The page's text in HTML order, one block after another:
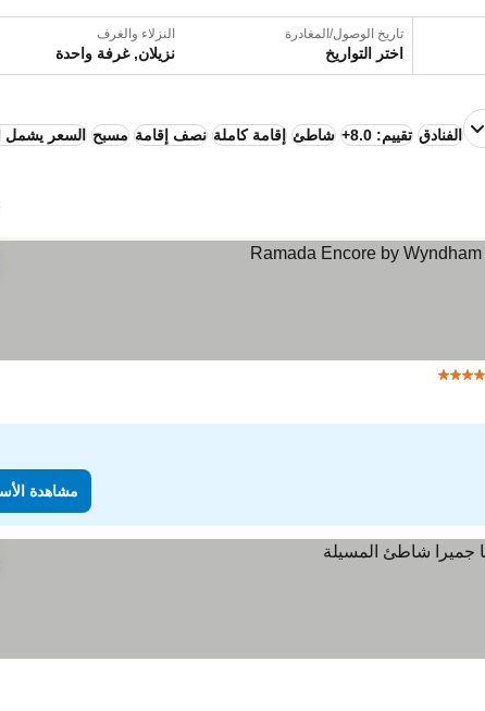
تاريخ الوصول/المغادرة
اختر التواريخ
النزلاء والغرف
نزيلان, غرفة واحدة
الفنادق تقييم: 8.0+ شاطئ إقامة كاملة نصف إقامة مسبح السعر يشمل
4 عدد النجوم
مشاهدة